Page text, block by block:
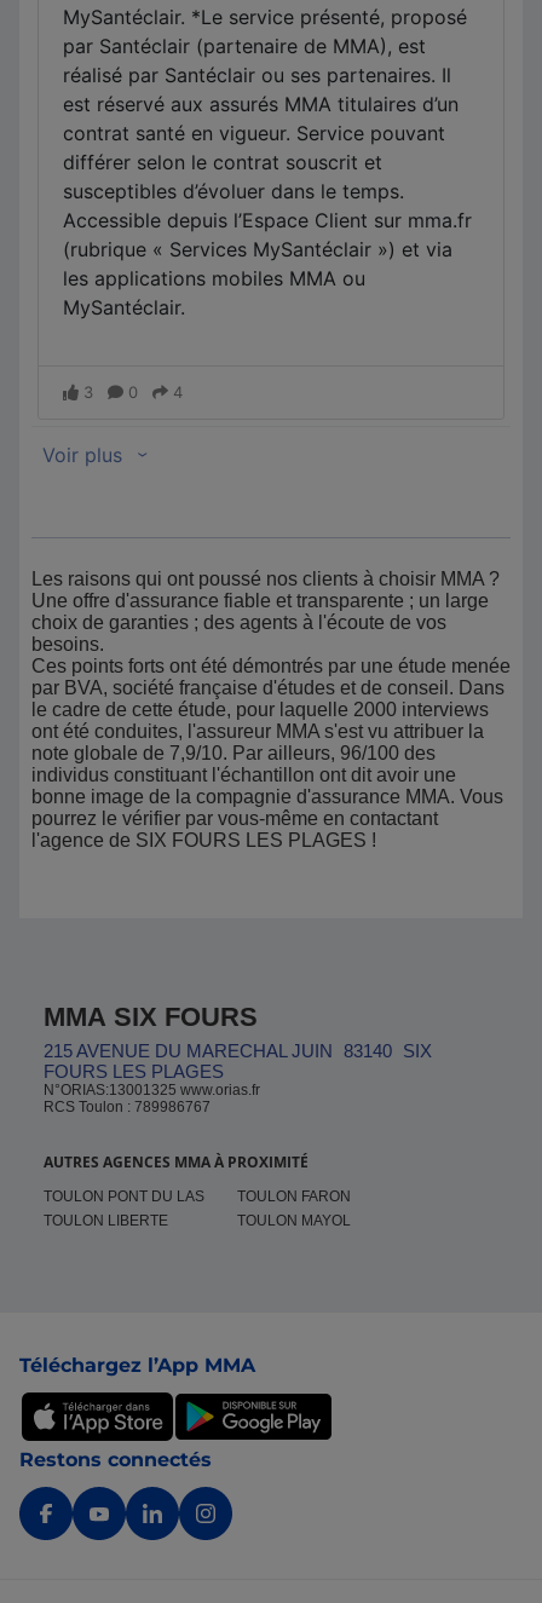
Les raisons qui ont poussé nos clients à choisir MMA ?
Une offre d'assurance fiable et transparente ; un large
choix de garanties ; des agents à l'écoute de vos
besoins.
Ces points forts ont été démontrés par une étude menée
par BVA, société française d'études et de conseil. Dans
le cadre de cette étude, pour laquelle 2000 interviews
ont été conduites, l'assureur MMA s'est vu attribuer la
note globale de 7,9/10. Par ailleurs, 96/100 des
individus constituant l'échantillon ont dit avoir une
bonne image de la compagnie d'assurance MMA. Vous
pourrez le vérifier par vous-même en contactant
l'agence de SIX FOURS LES PLAGES !
MMA SIX FOURS
215 AVENUE DU MARECHAL JUIN 83140 SIX
FOURS LES PLAGES
N°ORIAS:13001325 www.orias.fr
RCS Toulon : 789986767
AUTRES AGENCES MMA À PROXIMITÉ
TOULON PONT DU LAS
TOULON FARON
TOULON LIBERTE
TOULON MAYOL
Téléchargez l’App MMA
Restons connectés